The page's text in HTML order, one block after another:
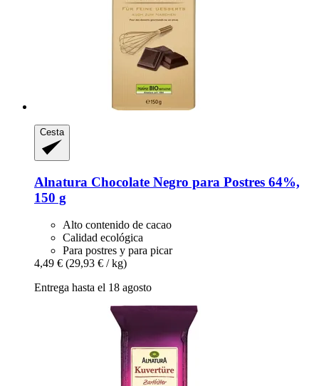
Cesta
Alnatura Chocolate Negro para Postres 64%,
150 g
Alto contenido de cacao
Calidad ecológica
Para postres y para picar
4,49 € (29,93 € / kg)
Entrega hasta el 18 agosto